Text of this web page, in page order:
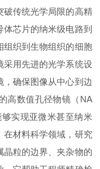
破传统光学局限的高精
芯片的纳米级电路到
组织到生物组织的细胞
采用先进的光学系统设
，确保图像从中心到边
高数值孔径物镜（NA
实现亚微米甚至纳米
在材料科学领域，研究
晶粒的边界、夹杂物的